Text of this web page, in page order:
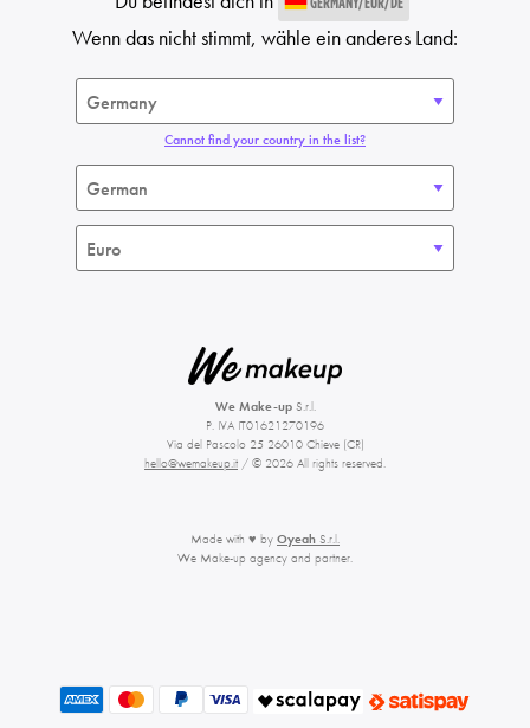
Wenn das nicht stimmt, wähle ein anderes Land:
Cannot find your country in the list?
We Make-upS.r.l.
P. IVA IT01621270196
Via del Pascolo 25 26010 Chieve (CR)
hello@wemakeup.it / © 2026 All rights reserved.
Made with ♥ by Oyeah S.r.l.
We Make-up agency and partner.